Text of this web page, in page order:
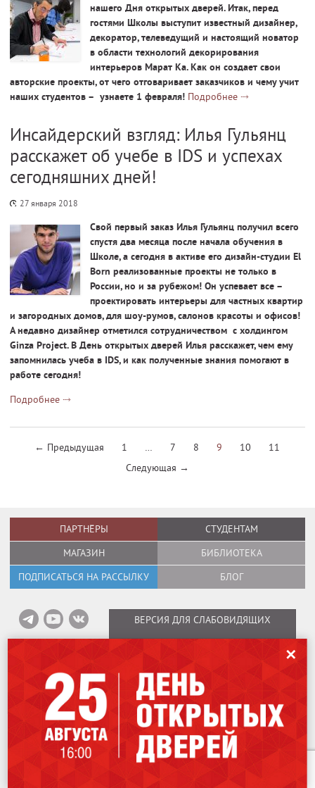
нашего Дня открытых дверей. Итак, перед
гостями Школы выступит известный дизайнер,
декоратор, телеведущий и настоящий новатор
в области технологий декорирования
интерьеров Марат Ка. Как он создает свои
авторские проекты, от чего отговаривает заказчиков и чему учит
наших студентов – узнаете 1 февраля! Подробнее
Инсайдерский взгляд: Илья Гульянц
расскажет об учебе в IDS и успехах
сегодняшних дней!
27 января 2018
Свой первый заказ Илья Гульянц получил всего
спустя два месяца после начала обучения в
Школе, а сегодня в активе его дизайн-студии El
Born реализованные проекты не только в
России, но и за рубежом! Он успевает все –
проектировать интерьеры для частных квартир
и загородных домов, для шоу-румов, салонов красоты и офисов!
А недавно дизайнер отметился сотрудничеством с холдингом
Ginza Project. В День открытых дверей Илья расскажет, чем ему
запомнилась учеба в IDS, и как полученные знания помогают в
работе сегодня!
Подробнее
← Предыдущая 1 … 7 8 9 10
11
Следующая →
ПАРТНЁРЫ
СТУДЕНТАМ
МАГАЗИН
БИБЛИОТЕКА
ПОДПИСАТЬСЯ НА РАССЫЛКУ
БЛОГ
ВЕРСИЯ ДЛЯ СЛАБОВИДЯЩИХ
Информация об оплате вебинаров Карта сайта
Политика в отношении
обработки персональных данных
Copyright © 1995–2026
International Design School (Международная Школа
Дизайна)
Лицензия № Л035-01298-77/00184853.
115162
Москва , ул. Шаболовка, 31Г.
+7 (499)707-07-06
Развитие и поддержка сайта:
✕
Мы используем файлы cookies для улучшения работы сайта. Оставаясь
на нашем сайте, вы соглашаетесь на использование файлов cookies.
Чтобы ознакомиться с Политикой конфиденциальности, нажмите здесь.
Я согласен